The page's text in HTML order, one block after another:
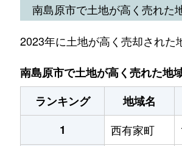
南島原市で土地が高く売れた
2023年に土地が高く売却された
南島原市で土地が高く売れた地
ランキング
地域名
1
西有家町